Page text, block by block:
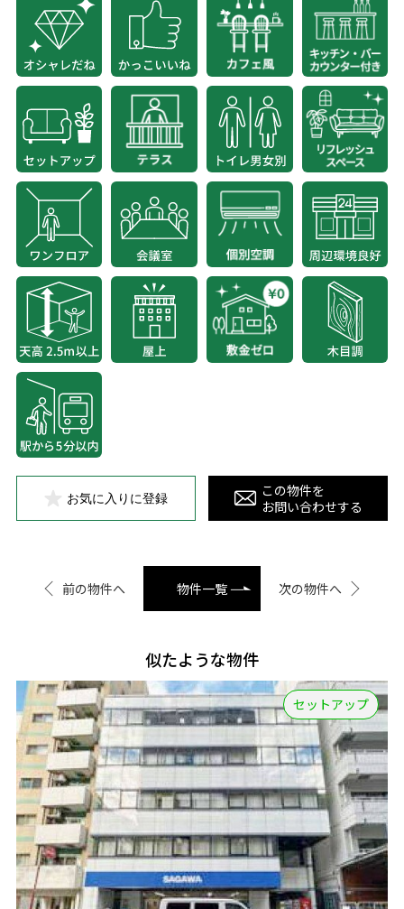
お気に入りに登録
この物件を
お問い合わせする
前の物件へ 物件一覧 次の物件へ
似たような物件
セットアップ